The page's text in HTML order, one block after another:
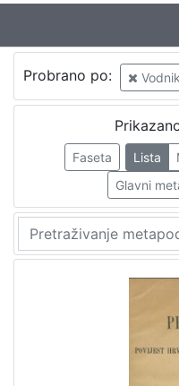
Probrano po:
Faseta Lista
Glavni